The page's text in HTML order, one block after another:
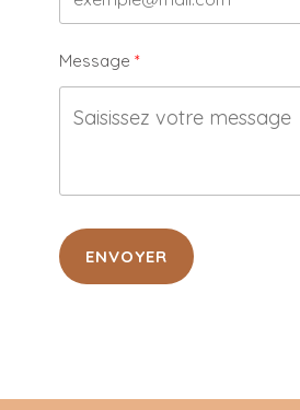
Message
ENVOYER